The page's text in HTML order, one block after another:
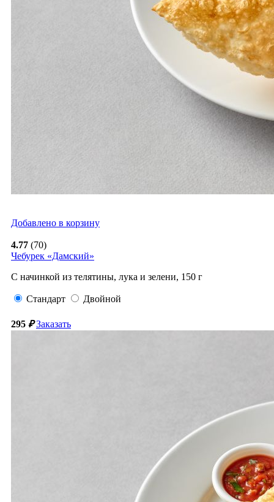
Добавлено в корзину
4.77 (70)
Чебурек «Дамский»
С начинкой из телятины, лука и зелени, 150 г
Стандарт Двойной
295 ₽ Заказать